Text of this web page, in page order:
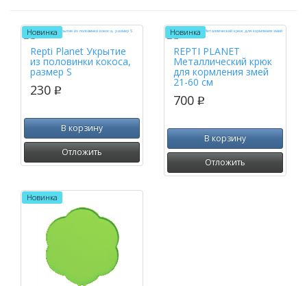
Новинка
Repti Planet Укрытие
из половинки кокоса,
размер S
230 p
В корзину
Отложить
Новинка
REPTI PLANET
Металлический крюк
для кормления змей
21-60 см
700 p
В корзину
Отложить
Новинка